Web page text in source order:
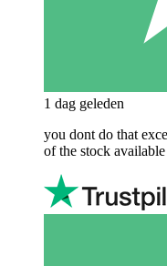
1 dag geleden
you dont do that
of the stock